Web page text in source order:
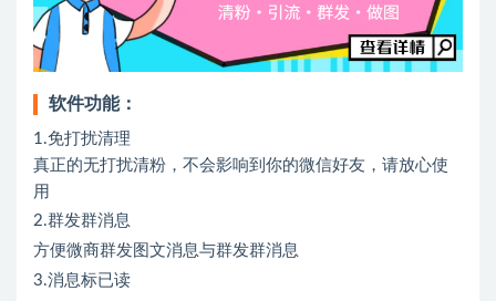
软件功能：
1.免打扰清理
真正的无打扰清粉，不会影响到你的微信好友，请放心使
用
2.群发群消息
方便微商群发图文消息与群发群消息
3.消息标已读